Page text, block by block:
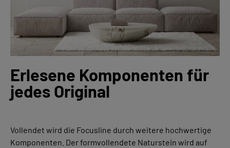
Erlesene Komponenten für
jedes Original
Vollendet wird die Focusline durch weitere hochwertige
Komponenten. Der formvollendete Naturstein wird auf